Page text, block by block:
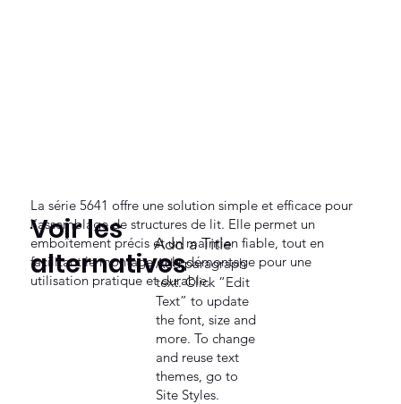
La série 5641 offre une solution simple et efficace pour
l’assemblage de structures de lit. Elle permet un
emboîtement précis et un maintien fiable, tout en
facilitant le montage et le démontage pour une
utilisation pratique et durable.
Voir les
alternativesAdd paragraph
text. Click “Edit
Text” to update
the font, size and
more. To change
and reuse text
themes, go to
Site Styles.
Add a Title